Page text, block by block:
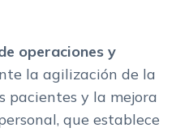
operaciones y
la agilización de la
pacientes y la mejora
que establece